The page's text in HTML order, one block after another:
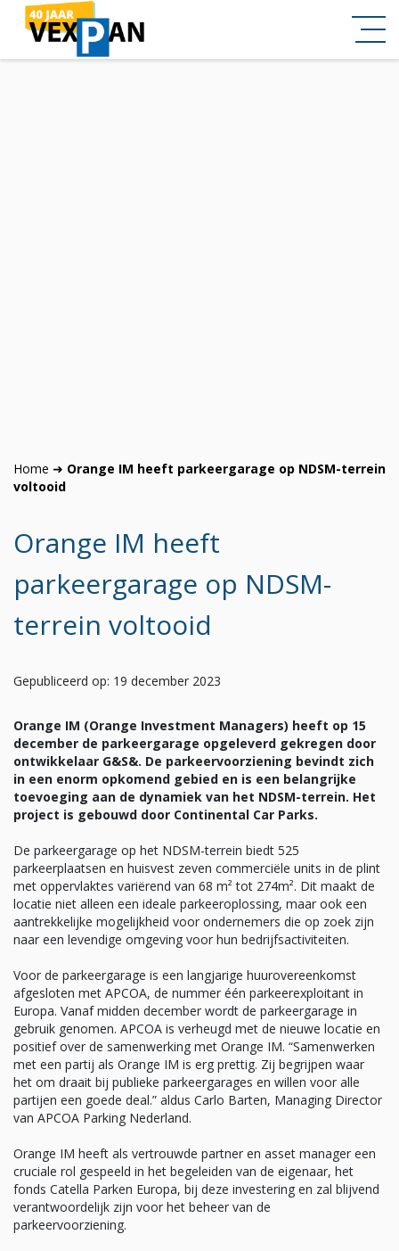
Home ➜ Orange IM heeft parkeergarage op NDSM-terrein
voltooid
Orange IM heeft
parkeergarage op NDSM-
terrein voltooid
Gepubliceerd op: 19 december 2023
Orange IM (Orange Investment Managers) heeft op 15
december de parkeergarage opgeleverd gekregen door
ontwikkelaar G&S&. De parkeervoorziening bevindt zich
in een enorm opkomend gebied en is een belangrijke
toevoeging aan de dynamiek van het NDSM-terrein. Het
project is gebouwd door Continental Car Parks.
De parkeergarage op het NDSM-terrein biedt 525
parkeerplaatsen en huisvest zeven commerciële units in de plint
met oppervlaktes variërend van 68 m² tot 274m². Dit maakt de
locatie niet alleen een ideale parkeeroplossing, maar ook een
aantrekkelijke mogelijkheid voor ondernemers die op zoek zijn
naar een levendige omgeving voor hun bedrijfsactiviteiten.
Voor de parkeergarage is een langjarige huurovereenkomst
afgesloten met APCOA, de nummer één parkeerexploitant in
Europa. Vanaf midden december wordt de parkeergarage in
gebruik genomen. APCOA is verheugd met de nieuwe locatie en
positief over de samenwerking met Orange IM. “Samenwerken
met een partij als Orange IM is erg prettig. Zij begrijpen waar
het om draait bij publieke parkeergarages en willen voor alle
partijen een goede deal.” aldus Carlo Barten, Managing Director
van APCOA Parking Nederland.
Orange IM heeft als vertrouwde partner en asset manager een
cruciale rol gespeeld in het begeleiden van de eigenaar, het
fonds Catella Parken Europa, bij deze investering en zal blijvend
verantwoordelijk zijn voor het beheer van de
parkeervoorziening.